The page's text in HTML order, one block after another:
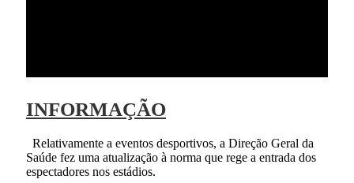
INFORMAÇÃO
Relativamente a eventos desportivos, a Direção Geral da
Saúde fez uma atualização à norma que rege a entrada dos
espectadores nos estádios.